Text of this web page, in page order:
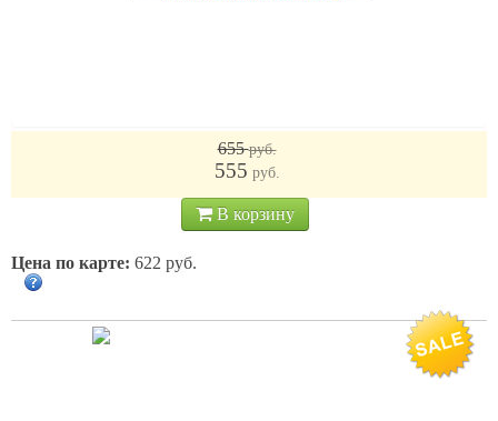
655 руб.
555 руб.
В корзину
Цена по карте: 622 руб.